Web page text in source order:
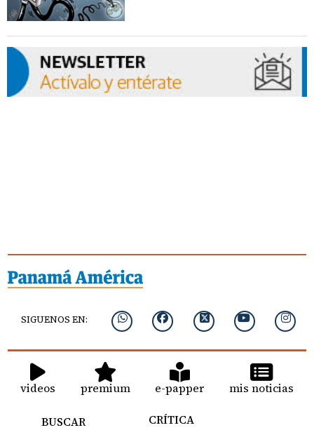
SIGUENOS EN:
videos premium e-papper mis noticias
BUSCAR
CRÍTICA